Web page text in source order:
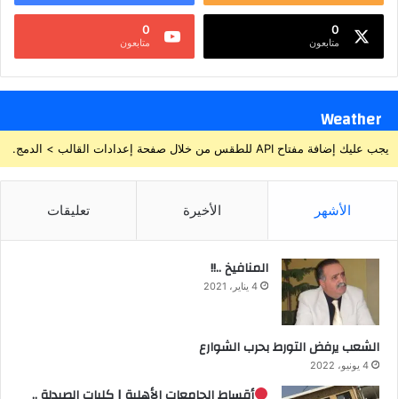
0
متابعون
0
متابعون
Weather
يجب عليك إضافة مفتاح API للطقس من خلال صفحة إعدادات القالب > الدمج.
الأشهر الأخيرة تعليقات
المنافيخ ..!!
4 يناير، 2021
الشعب يرفض التورط بحرب الشوارع
4 يونيو، 2022